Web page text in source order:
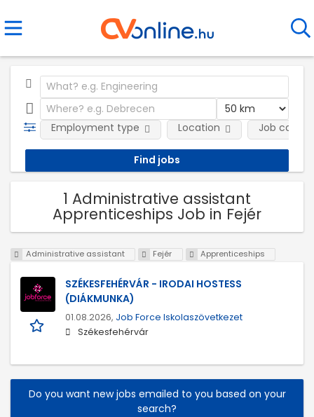
Employment type Location Job
1 Administrative assistant
Apprenticeships Job in Fejér
Administrative assistant Fejér Apprenticeships
SZÉKESFEHÉRVÁR - IRODAI HOSTESS
(DIÁKMUNKA)
01.08.2026, Job Force Iskolaszövetkezet
Székesfehérvár
Do you want new jobs emailed to you based on your
search?